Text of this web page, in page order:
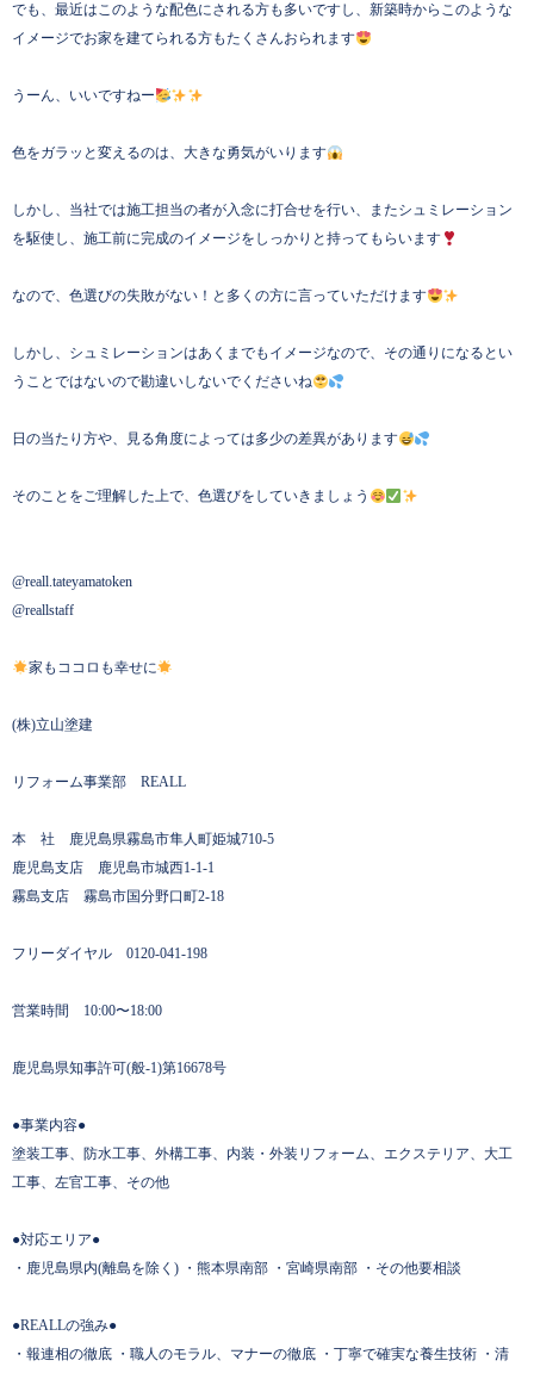
でも、最近はこのような配色にされる方も多いですし、新築時からこのような
イメージでお家を建てられる方もたくさんおられます
うーん、いいですねー
色をガラッと変えるのは、大きな勇気がいります
しかし、当社では施工担当の者が入念に打合せを行い、またシュミレーション
を駆使し、施工前に完成のイメージをしっかりと持ってもらいます
なので、色選びの失敗がない！と多くの方に言っていただけます
しかし、シュミレーションはあくまでもイメージなので、その通りになるとい
うことではないので勘違いしないでくださいね
日の当たり方や、見る角度によっては多少の差異があります
そのことをご理解した上で、色選びをしていきましょう
@reall.tateyamatoken
@reallstaff
家もココロも幸せに
(株)立山塗建
リフォーム事業部 REALL
本 社 鹿児島県霧島市隼人町姫城710-5
鹿児島支店 鹿児島市城西1-1-1
霧島支店 霧島市国分野口町2-18
フリーダイヤル 0120-041-198
営業時間 10:00〜18:00
鹿児島県知事許可(般-1)第16678号
●事業内容●
塗装工事、防水工事、外構工事、内装・外装リフォーム、エクステリア、大工
工事、左官工事、その他
●対応エリア●
・鹿児島県内(離島を除く) ・熊本県南部 ・宮崎県南部 ・その他要相談
●REALLの強み●
・報連相の徹底 ・職人のモラル、マナーの徹底 ・丁寧で確実な養生技術 ・清